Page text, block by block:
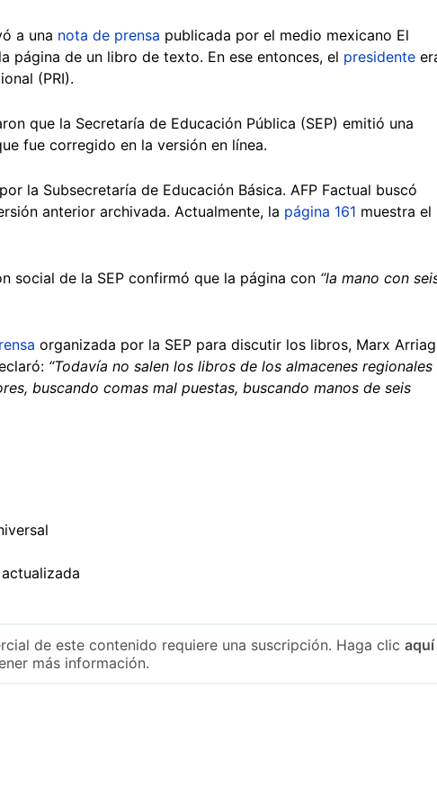
a una nota de prensa publicada por el medio mexicano El
página de un libro de texto. En ese entonces, el presidente
(PRI).
que la Secretaría de Educación Pública (SEP) emitió una
fue corregido en la versión en línea.
la Subsecretaría de Educación Básica. AFP Factual buscó
anterior archivada. Actualmente, la página 161 muestra el
social de la SEP confirmó que la página con “la mano con
organizada por la SEP para discutir los libros, Marx
“Todavía no salen los libros de los almacenes regionales
buscando comas mal puestas, buscando manos de seis
de este contenido requiere una suscripción. Haga clic aquí
más información.